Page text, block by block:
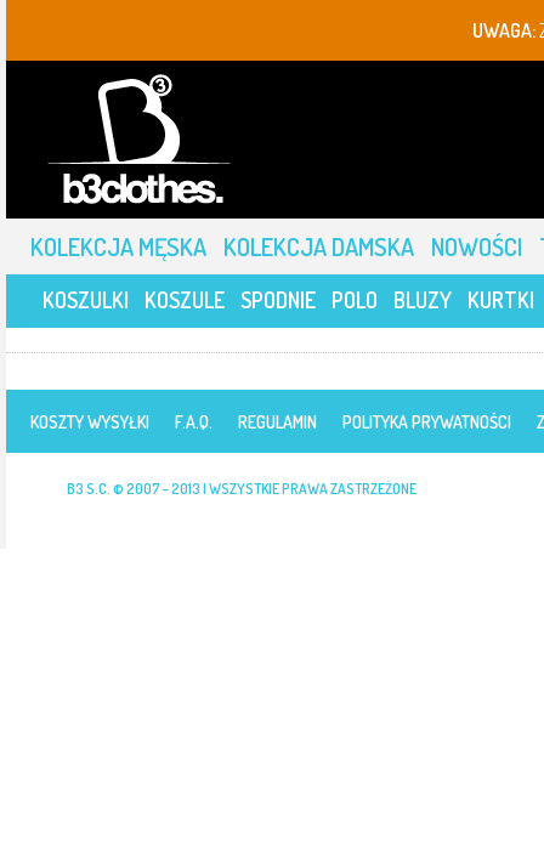
UWAGA:
KOLEKCJA MĘSKA KOLEKCJA DAMSKA NOWOŚCI
KOSZULKI KOSZULE SPODNIE POLO BLUZY KURTKI
KOSZTY WYSYŁKI F.A.Q. REGULAMIN POLITYKA PRYWATNOŚCI
B3 S.C. © 2007 - 2013 | WSZYSTKIE PRAWA ZASTRZEŻONE